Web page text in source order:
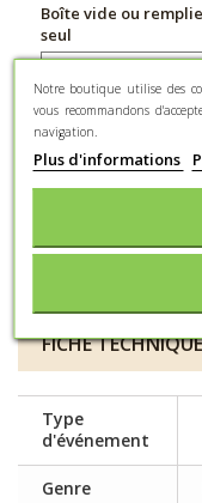
Boîte vide ou
seul
FICHE TECHNIQUE
Type
d'événement
Genre
Notre boutique utilise des
vous recommandons
navigation.
Plus d'informations